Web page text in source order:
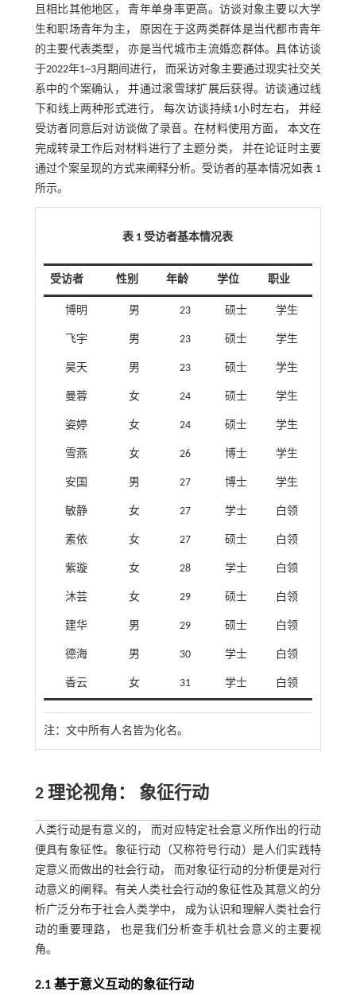
且相比其他地区， 青年单身率更高。访谈对象主要以大学
生和职场青年为主， 原因在于这两类群体是当代都市青年
的主要代表类型， 亦是当代城市主流婚恋群体。具体访谈
于2022年1~3月期间进行， 而采访对象主要通过现实社交关
系中的个案确认， 并通过滚雪球扩展后获得。访谈通过线
下和线上两种形式进行， 每次访谈持续1小时左右， 并经
受访者同意后对访谈做了录音。在材料使用方面， 本文在
完成转录工作后对材料进行了主题分类， 并在论证时主要
通过个案呈现的方式来阐释分析。受访者的基本情况如表 1
所示。
表 1 受访者基本情况表
受访者 性别 年龄 学位 职业
博明 男 23 硕士 学生
飞宇 男 23 硕士 学生
昊天 男 23 硕士 学生
曼蓉 女 24 硕士 学生
姿婷 女 24 硕士 学生
雪燕 女 26 博士 学生
安国 男 27 博士 学生
敏静 女 27 学士 白领
素依 女 27 硕士 白领
紫璇 女 28 学士 白领
沐芸 女 29 硕士 白领
建华 男 29 硕士 白领
德海 男 30 学士 白领
香云 女 31 学士 白领
注： 文中所有人名皆为化名。
2 理论视角： 象征行动
人类行动是有意义的， 而对应特定社会意义所作出的行动
便具有象征性。象征行动（又称符号行动）是人们实践特
定意义而做出的社会行动， 而对象征行动的分析便是对行
动意义的阐释。有关人类社会行动的象征性及其意义的分
析广泛分布于社会人类学中， 成为认识和理解人类社会行
动的重要理路， 也是我们分析查手机社会意义的主要视
角。
2.1 基于意义互动的象征行动